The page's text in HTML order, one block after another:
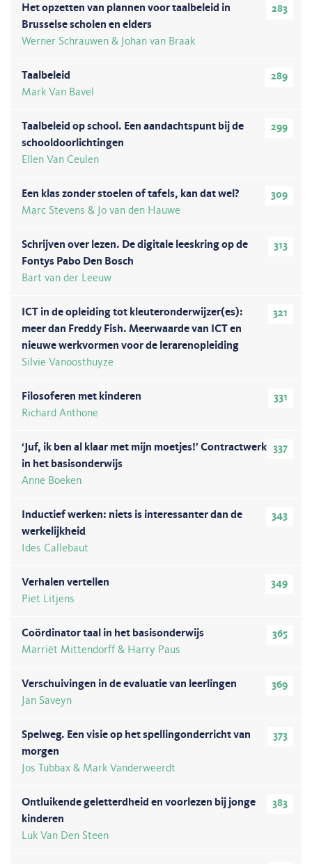
283
Het opzetten van plannen voor taalbeleid in
Brusselse scholen en elders
Werner Schrauwen & Johan van Braak
289
Taalbeleid
Mark Van Bavel
299
Taalbeleid op school. Een aandachtspunt bij de
schooldoorlichtingen
Ellen Van Ceulen
309
Een klas zonder stoelen of tafels, kan dat wel?
Marc Stevens & Jo van den Hauwe
313
Schrijven over lezen. De digitale leeskring op de
Fontys Pabo Den Bosch
Bart van der Leeuw
321
ICT in de opleiding tot kleuteronderwijzer(es):
meer dan Freddy Fish. Meerwaarde van ICT en
nieuwe werkvormen voor de lerarenopleiding
Silvie Vanoosthuyze
331
Filosoferen met kinderen
Richard Anthone
337
‘Juf, ik ben al klaar met mijn moetjes!’ Contractwerk
in het basisonderwijs
Anne Boeken
343
Inductief werken: niets is interessanter dan de
werkelijkheid
Ides Callebaut
349
Verhalen vertellen
Piet Litjens
365
Coördinator taal in het basisonderwijs
Marriët Mittendorff & Harry Paus
369
Verschuivingen in de evaluatie van leerlingen
Jan Saveyn
373
Spelweg. Een visie op het spellingonderricht van
morgen
Jos Tubbax & Mark Vanderweerdt
383
Ontluikende geletterdheid en voorlezen bij jonge
kinderen
Luk Van Den Steen